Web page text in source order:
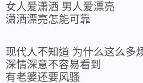
女人爱潇洒 男人爱漂亮
潇洒漂亮怎能可靠
现代人不知道 为什么这么多
深情深意不容易看到
有老婆还要风骚